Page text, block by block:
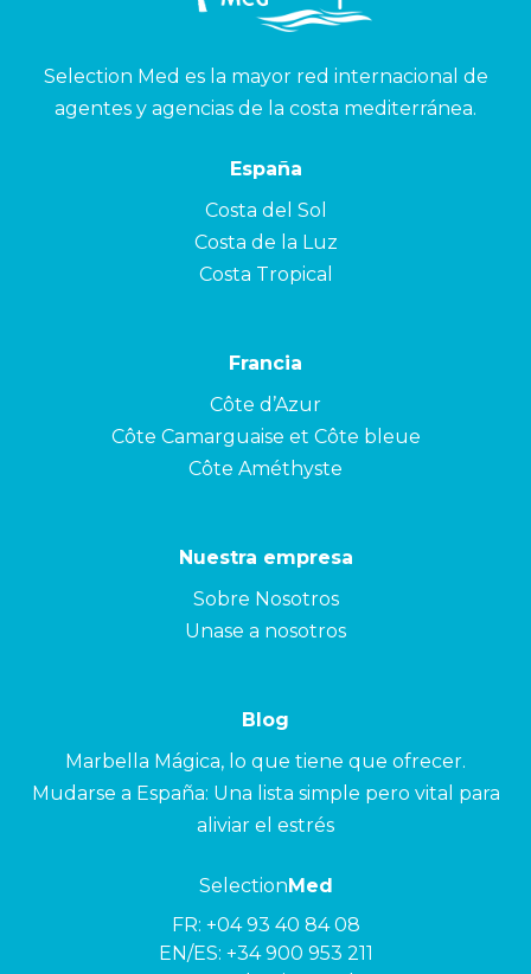
Selection Med es la mayor red internacional de
agentes y agencias de la costa mediterránea.
España
Costa del Sol
Costa de la Luz
Costa Tropical
Francia
Côte d’Azur
Côte Camarguaise et Côte bleue
Côte Améthyste
Nuestra empresa
Sobre Nosotros
Unase a nosotros
Blog
Marbella Mágica, lo que tiene que ofrecer.
Mudarse a España: Una lista simple pero vital para
aliviar el estrés
SelectionMed
FR: +04 93 40 84 08
EN/ES: +34 900 953 211